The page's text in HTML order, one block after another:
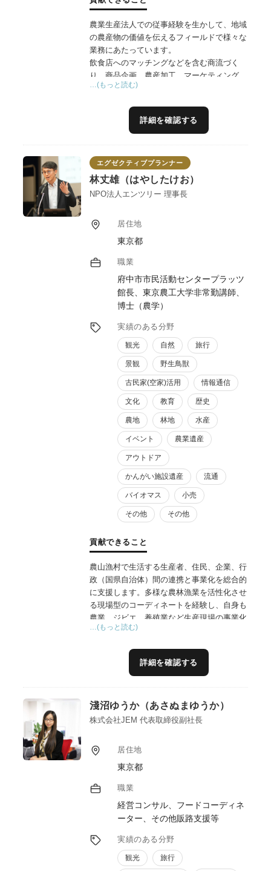
農業生産法人での従事経験を生かして、地域
の農産物の価値を伝えるフィールドで様々な
業務にあたっています。
飲食店へのマッチングなどを含む商流づく
り、商品企画、農産加工、マーケティング、
イベント運営などに関する幅広い知見から事
ョンを整理することで、本質的に取り組みた
い理由の根幹を整えてからスタートします。
また食品製造においては、私も「農産加工」
ジャンルの指導者として、シンプルかつ合理
的、理論的な仕組みづくりを実務から目指し
のだろう？」からスタートした大事な実験・
研究の場です。
なアドバイスができます。茨城県つくば市に
ある私の加工場では、実地研修などの受け皿
としても応じることができます。
製造プロセスや衛生管理手法などについても
能です。
（弊社では福祉施設との連携事業も行ってい
ますし、福祉施設へのアドバイス経験もあり
製造委託でどこかに商品づくりを依頼したい
場合にも、コンサルティングの立場でサポー
トしています。
商品開発とは何か？を具現化させるお手伝い
をさせていただきます。
…(もっと読む)
詳細を確認する
エグゼクティブプランナー
林丈雄（はやしたけお）
NPO法人エンツリー 理事長
居住地
東京都
職業
府中市市民活動センタープラッツ
館長、東京農工大学非常勤講師、
博士（農学）
実績のある分野
観光 自然 旅行
景観 野生鳥獣
古民家(空家)活用 情報通信
文化 教育 歴史
農地 林地 水産
イベント 農業遺産
アウトドア
かんがい施設遺産 流通
バイオマス 小売
その他 その他
貢献できること
農山漁村で生活する生産者、住民、企業、行
政（国県自治体）間の連携と事業化を総合的
に支援します。多様な農林漁業を活性化させ
る現場型のコーディネートを経験し、自身も
農業、ジビエ、養殖業など生産現場の事業化
を担いながら、専門的な調査研究を駆使した
きました。こうした経験から、「地域の個
性」を発揮した生産物の魅力と差別化、付加
村ツーリズム、地域ブランドの創出、次世代
人材育成、資金調達支援などを通じて、地域
SDGｓの推進に貢献できます。
…(もっと読む)
詳細を確認する
淺沼ゆうか（あさぬまゆうか）
株式会社JEM 代表取締役副社長
居住地
東京都
職業
経営コンサル、フードコーディネ
ーター、その他販路支援等
実績のある分野
観光 旅行